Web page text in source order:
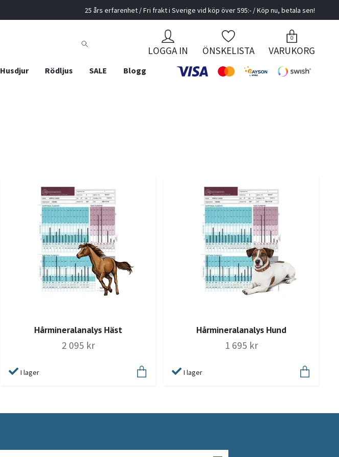
25 års erfarenhet / Fri frakt i Sverige vid köp över 595:- / Köp nu, betala sen!
LOGGA IN ÖNSKELISTA
0
VARUKORG
Husdjur Rödljus SALE Blogg
Hårmineralanalys Häst
2 095 kr
I lager
Hårmineralanalys Hund
1 695 kr
I lager